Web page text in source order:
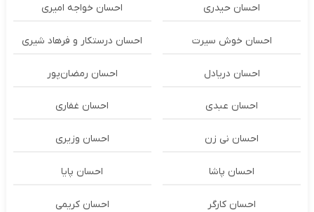
احسان حیدری احسان خواجه امیری
احسان خوش سیرت احسان درستكار و فرهاد شيرى
احسان دریادل احسان رمضان‌پور
احسان عبدی احسان غفاری
احسان نی زن احسان وزیری
احسان پاشا احسان پایا
احسان کارگر احسان کریمی